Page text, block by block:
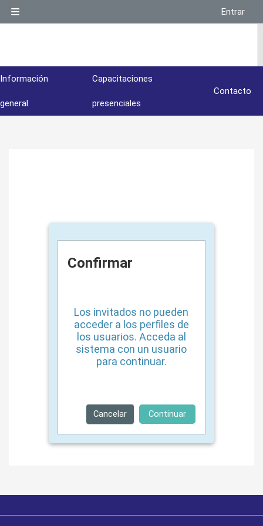
Entrar
Información
general
Capacitaciones
presenciales
Contacto
Confirmar
Los invitados no pueden
acceder a los perfiles de
los usuarios. Acceda al
sistema con un usuario
para continuar.
Cancelar Continuar